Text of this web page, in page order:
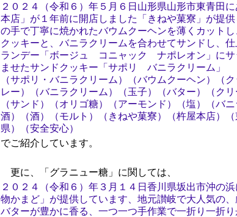
２０２４（令和６）年５月６日山形県山形市東青田
本店」が１年前に開店しました「きねや菓寮」が提
の手で丁寧に焼かれたバウムクーヘンを薄くカット
クッキーと、バニラクリームを合わせてサンドし、
ランデー「ボージュ コニャック ナポレオン」にサ
ませたサンドクッキー「サポリ バニラクリーム」
（サポリ・バニラクリーム）（バウムクーヘン）（
レー）（バニラクリーム）（玉子）（バター）（クリ
（サンド）（オリゴ糖）（アーモンド）（塩）（バ
酒）（酒）（モルト）（きねや菓寮）（杵屋本店）
県）（安全安心）
でご紹介しています。
更に、「グラニュー糖」に関しては、
２０２４（令和６）年３月１４日香川県坂出市沖の
物かまど」が提供しています、地元讃岐で大人気の
バターが豊かに香る、一つ一つ手作業で一折り一折